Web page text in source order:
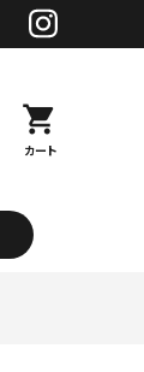
shopping_cart
カート